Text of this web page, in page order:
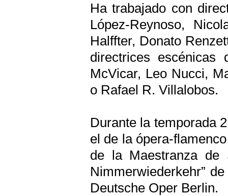
Ha trabajado con
López-Reynoso,
Halffter, Donato
directrices escénicas
McVicar, Leo Nucci,
o Rafael R. Villalobos.
Durante la temporada
el de la ópera-
de la Maestranza de
Nimmerwiederkehr”
Deutsche Oper Berlin.